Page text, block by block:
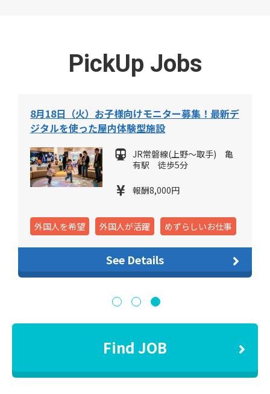
PickUp Jobs
8月18日（火）お子様向けモニター募集！最新デ
ジタルを使った屋内体験型施設
JR常磐線(上野～取手) 亀
有駅 徒歩5分
報酬8,000円
外国人を希望 外国人が活躍 めずらしいお仕事
See Details
Find JOB